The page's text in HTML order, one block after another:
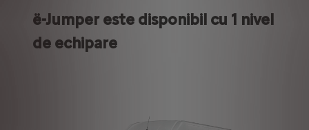
ë-Jumper este disponibil cu 1 nivel
de echipare